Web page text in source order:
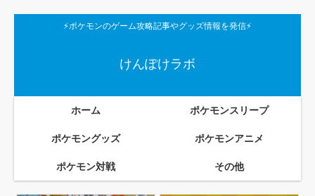
⚡ポケモンのゲーム攻略記事やグッズ情報を発信⚡
けんぽけラボ
ホーム ポケモンスリープ
ポケモングッズ ポケモンアニメ
ポケモン対戦 その他